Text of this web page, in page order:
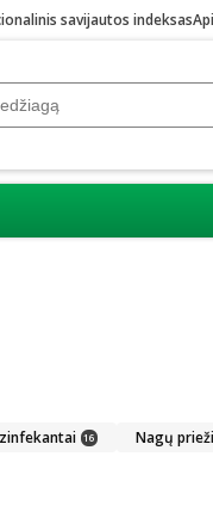
savijautos indeksas
16 Nagų